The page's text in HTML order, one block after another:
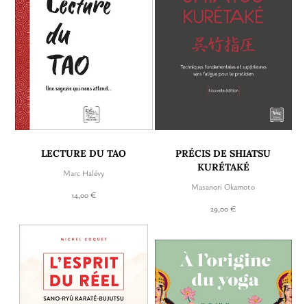
LECTURE DU TAO
Marc Halévy
14,00 €
PRÉCIS DE SHIATSU
KURÉTAKÉ
Masanori Okamoto
29,00 €